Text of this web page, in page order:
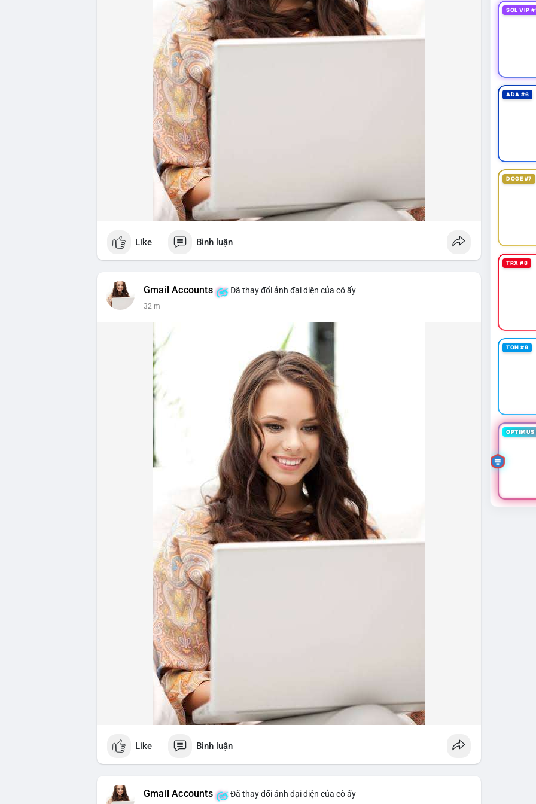
#feargreedindex #bip110fork #brazilcryptoregulation
Like Bình luận
Gmail Accounts Đã thay đổi ảnh đại diện của cô ấy
32 m
Like Bình luận
Gmail Accounts Đã thay đổi ảnh đại diện của cô ấy
SOL VIP
ADA #6
DOGE #7
TRX #8
TON #9
OPTIMUS